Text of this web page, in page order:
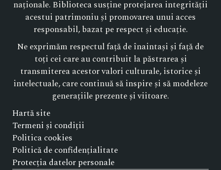
naționale. Biblioteca susține protejarea integrității
acestui patrimoniu și promovarea unui acces
responsabil, bazat pe respect și educație.
Ne exprimăm respectul față de înaintași și față de
toți cei care au contribuit la păstrarea și
transmiterea acestor valori culturale, istorice și
intelectuale, care continuă să inspire și să modeleze
generațiile prezente și viitoare.
Hartă site
Termeni și condiții
Politica cookies
Politică de confidențialitate
Protecția datelor personale